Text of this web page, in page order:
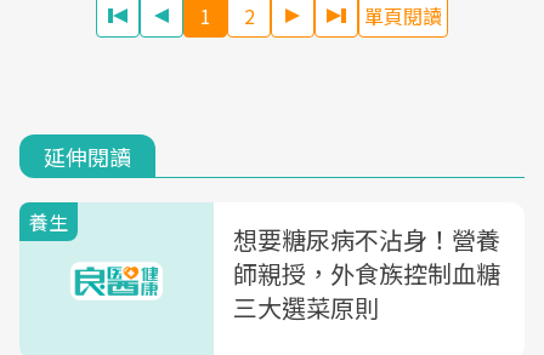
1 2 單頁閱讀
延伸閱讀
養生
想要糖尿病不沾身！營養
師親授，外食族控制血糖
三大選菜原則